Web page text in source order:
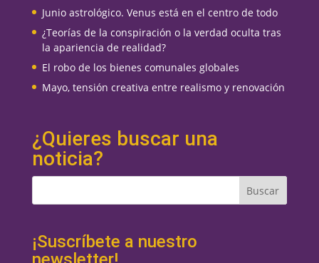
Junio astrológico. Venus está en el centro de todo
¿Teorías de la conspiración o la verdad oculta tras
la apariencia de realidad?
El robo de los bienes comunales globales
Mayo, tensión creativa entre realismo y renovación
¿Quieres buscar una
noticia?
¡Suscríbete a nuestro